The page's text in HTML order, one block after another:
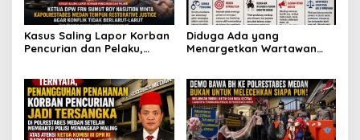
Kasus Saling Lapor Korban
Pencurian dan Pelaku,
Kapolrestabes Medan
Tempuh Restorative Justice
agar Konflik Tak Berlarut-
larut
Diduga Ada yang
Menargetkan Wartawan
Membantu Polisi
Menangkap Maling di Toko
Usaha Keluarganya